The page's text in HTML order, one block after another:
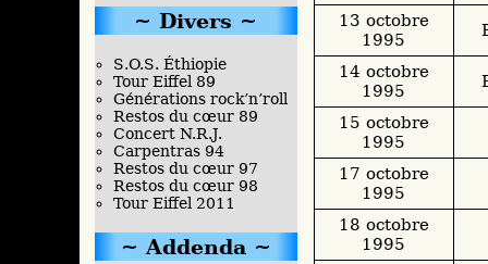
13 octobre
1995
14 octobre
1995
15 octobre
1995
17 octobre
1995
18 octobre
1995
Divers
S.O.S. Éthiopie
Tour Eiffel 89
Générations rock’n’roll
Restos du cœur 89
Concert N.R.J.
Carpentras 94
Restos du cœur 97
Restos du cœur 98
Tour Eiffel 2011
Addenda